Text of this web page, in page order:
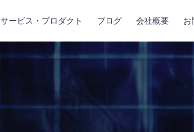
サービス・プロダクト ブログ 会社概要 お